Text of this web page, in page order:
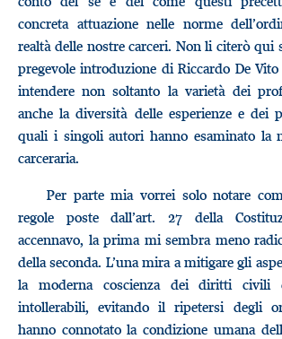
concreta attuazione nelle norme
realtà delle nostre carceri. Non li citerò qui
pregevole introduzione di Riccardo De
intendere non soltanto la varietà dei
anche la diversità delle esperienze e dei
quali i singoli autori hanno esaminato la
carceraria.
Per parte mia vorrei solo notare
regole poste dall’art. 27 della
accennavo, la prima mi sembra meno
della seconda. L’una mira a mitigare gli
la moderna coscienza dei diritti civili
intollerabili, evitando il ripetersi degli
hanno connotato la condizione umana